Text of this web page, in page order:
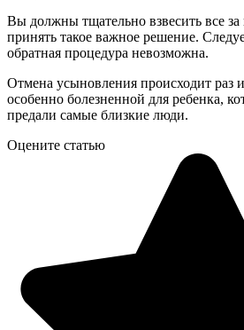
Вы должны тщательно взвесить все
принять такое важное решение.
обратная процедура невозможна.
Отмена усыновления происходит раз
особенно болезненной для ребенка,
предали самые близкие люди.
Оцените статью